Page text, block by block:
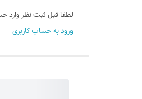
لطفا قبل ثبت نظر وارد
ورود به حساب کاربری